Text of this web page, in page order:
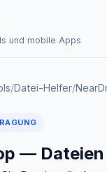
und mobile Apps
/Datei-Helfer/
—